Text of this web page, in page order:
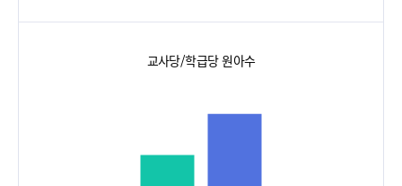
교사당/학급당 원아수